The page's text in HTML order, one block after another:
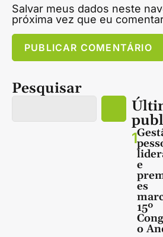
Salvar meus dados neste
próxima vez que eu
Pesquisar
1
e
es
15º
o